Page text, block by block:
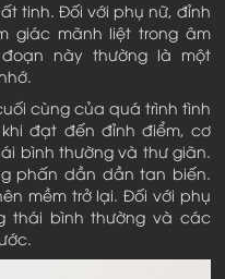
tinh. Đối với phụ nữ, đỉnh
giác mãnh liệt trong âm
này thường là một
cùng của quá trình tình
đạt đến đỉnh điểm, cơ
bình thường và thư giãn.
phấn dần dần tan biến.
mềm trở lại. Đối với phụ
thái bình thường và các